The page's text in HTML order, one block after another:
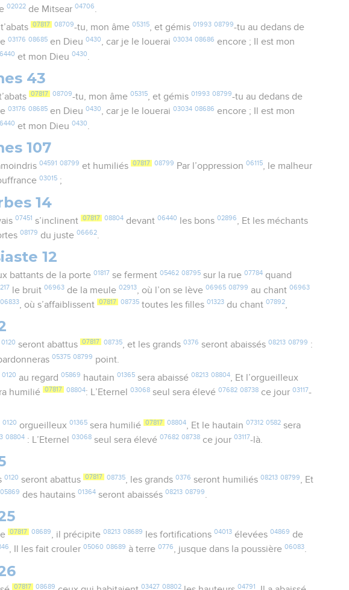
02022 de Mitsear04706
07817 08709-tu, mon âme 05315, et gémis 01993 08799-tu au dedans de
03176 08685 en Dieu0430, car je le louerai03034 08686 encore ; Il est mon
et mon Dieu0430
43
07817 08709-tu, mon âme 05315, et gémis 01993 08799-tu au dedans de
03176 08685 en Dieu0430, car je le louerai03034 08686 encore ; Il est mon
et mon Dieu0430
107
04591 08799 et humiliés 07817 08799 Par l’oppression 06115, le malheur
03015 ;
14
07451 s’inclinent 07817 08804devant 06440 les bons 02896 , Et les méchants
08179 du juste06662.
12
battants de la porte 01817 se ferment 05462 08795sur la rue 07784quand
le bruit06963 de la meule02913 , où l’on se lève06965 08799 au chant06963
06833, où s’affaiblissent 07817 08735 toutes les filles01323 du chant07892,
0120 seront abattus 07817 08735, et les grands 0376 seront abaissés 08213 08799 :
05375 08799 point.
0120 au regard 05869 hautain 01365sera abaissé 08213 08804, Et l’orgueilleux
humilié 07817 08804: L’Eternel03068 seul sera élevé07682 08738 ce jour03117-
0120 orgueilleux 01365sera humilié 07817 08804, Et le hautain 07312 0582sera
08804 : L’Eternel03068 seul sera élevé07682 08738 ce jour03117-là.
0120 seront abattus 07817 08735, les grands 0376 seront humiliés 08213 08799, Et
05869 des hautains01364 seront abaissés08213 08799
07817 08689 , il précipite 08213 08689 les fortifications 04013élevées 04869 de
, Il les fait crouler05060 08689 à terre0776, jusque dans la poussière06083.
07817 08689 03427 08802 04791